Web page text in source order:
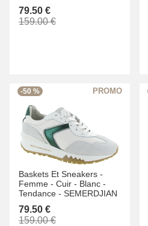
79.50 €
159.00 €
-50 %
Baskets Et Sneakers -
Femme - Cuir - Blanc -
Tendance - SEMERDJIAN
79.50 €
159.00 €